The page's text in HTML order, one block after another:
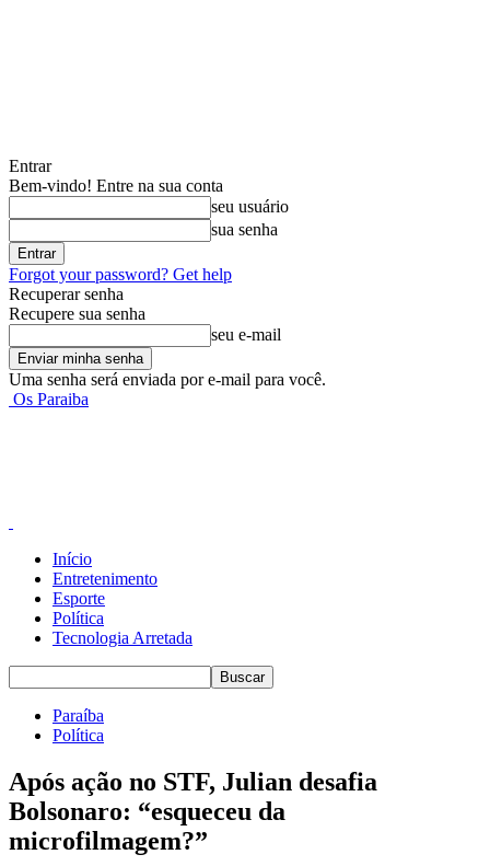
Entrar
Bem-vindo! Entre na sua conta
seu usuário
sua senha
Forgot your password? Get help
Recuperar senha
Recupere sua senha
seu e-mail
Uma senha será enviada por e-mail para você.
Os Paraiba
Início
Entretenimento
Esporte
Política
Tecnologia Arretada
Paraíba
Política
Após ação no STF, Julian desafia
Bolsonaro: “esqueceu da
microfilmagem?”